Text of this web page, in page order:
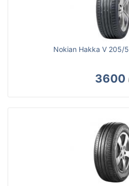
Nokian Hakka V 205/
3600